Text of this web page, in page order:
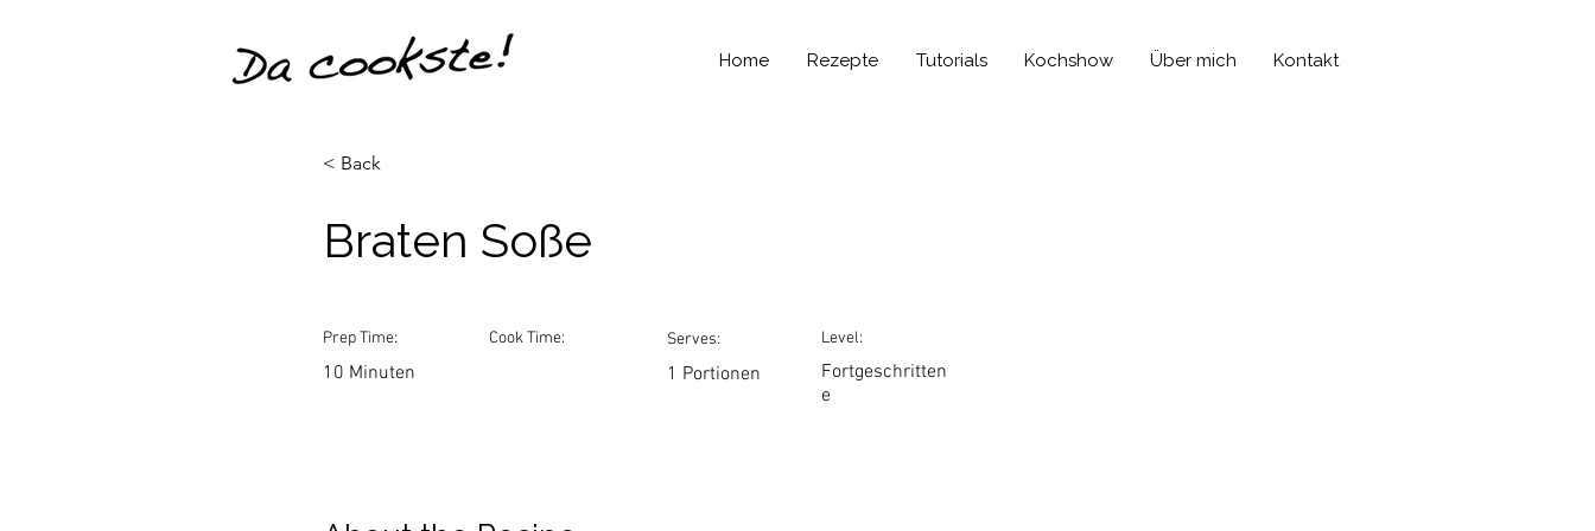
Home Rezepte Tutorials Kochshow Über mich Kontakt
< Back
Braten Soße
Prep Time:
10 Minuten
Cook Time: Serves:
1 Portionen
Level:
Fortgeschritten
e